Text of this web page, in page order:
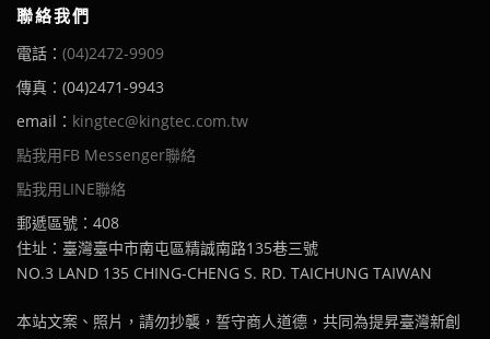
聯絡我們
電話： (04)2472-9909
傳真：(04)2471-9943
email： kingtec@kingtec.com.tw
點我用FB Messenger聯絡
點我用LINE聯絡
郵遞區號：408
住址：臺灣臺中市南屯區精誠南路135巷三號
NO.3 LAND 135 CHING-CHENG S. RD. TAICHUNG TAIWAN
本站文案、照片，請勿抄襲，誓守商人道德，共同為提昇臺灣新創